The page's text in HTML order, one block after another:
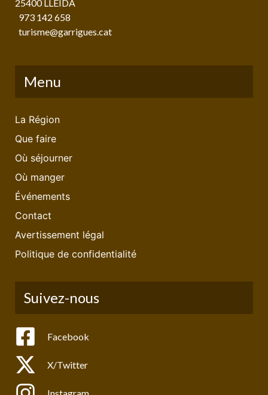
25400 LLEIDA
973 142 658
turisme@garrigues.cat
Menu
La Région
Que faire
Où séjourner
Où manger
Événements
Contact
Avertissement légal
Politique de confidentialité
Suivez-nous
Facebook
X/Twitter